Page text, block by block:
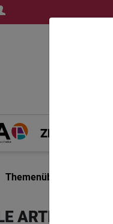
Menu
ZEITSCHRIFT
Themenübersicht
ARTIKEL ZU